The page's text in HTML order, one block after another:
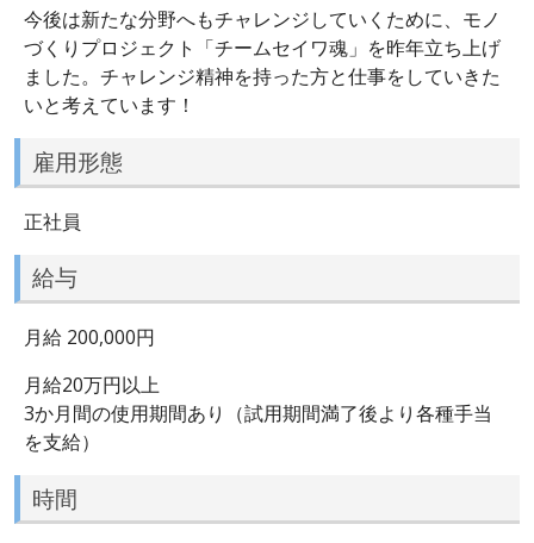
今後は新たな分野へもチャレンジしていくために、モノ
づくりプロジェクト「チームセイワ魂」を昨年立ち上げ
ました。チャレンジ精神を持った方と仕事をしていきた
いと考えています！
雇用形態
正社員
給与
月給 200,000円
月給20万円以上
3か月間の使用期間あり（試用期間満了後より各種手当
を支給）
時間